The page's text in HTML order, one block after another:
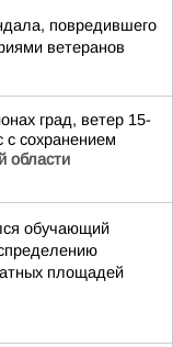
повредившего
ветеранов
град, ветер 15-
с сохранением
области
обучающий
площадей